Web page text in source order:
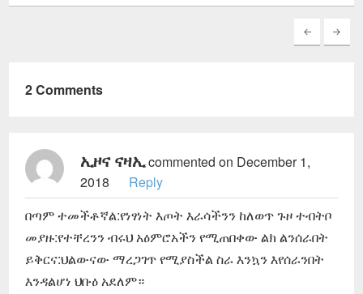
2 Comments
ኢዞና ናዛኢcommented on December 1,
2018
Reply
በጣም ተመችቶኛል:የነፃነት እጦት እራሳችንን ከለወጥ ጉዞ ተብትቦ
መያዙ:የተቸረንን ብሩህ አዕምሮአችን የሚጠበቀው ልክ ልንሰራበት
ይቅርና:ህልውናው ማረጋገጥ የሚያስችል ስራ እንኳን እየሰራንበት
እንዳልሆነ ህቡዕ አደለም።